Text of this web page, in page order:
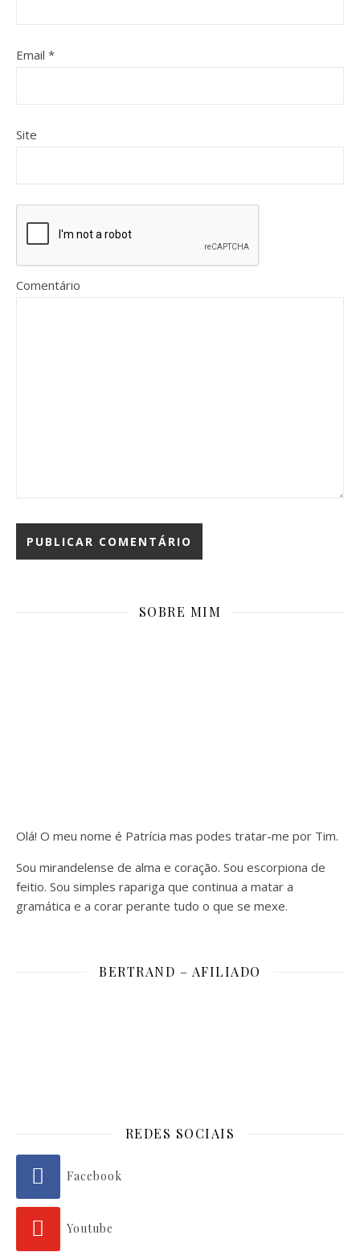
Email *
Site
Comentário
SOBRE MIM
Olá! O meu nome é Patrícia mas podes tratar-me por Tim.
Sou mirandelense de alma e coração. Sou escorpiona de
feitio. Sou simples rapariga que continua a matar a
gramática e a corar perante tudo o que se mexe.
BERTRAND – AFILIADO
REDES SOCIAIS
Facebook
Youtube